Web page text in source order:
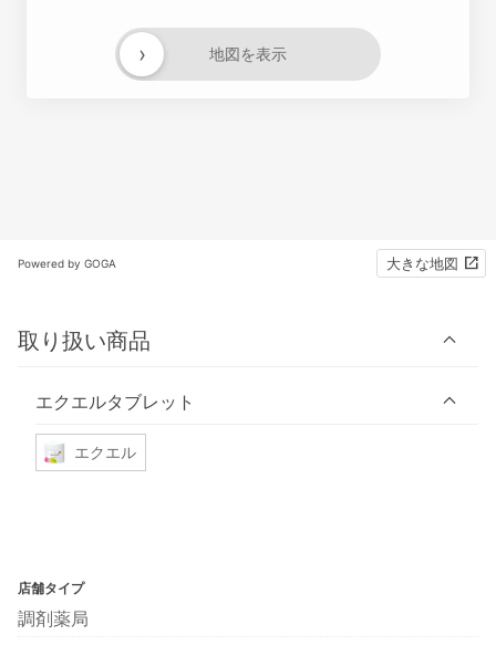
地図を表示
›
Powered by GOGA 大きな地図
取り扱い商品
エクエルタブレット
エクエル
店舗タイプ
調剤薬局